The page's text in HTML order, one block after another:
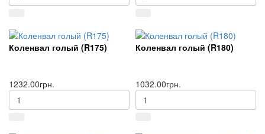
Коленвал голый (R175)
1232.00грн.
Коленвал голый (R180)
1032.00грн.